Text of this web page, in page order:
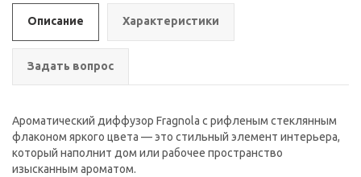
Описание Характеристики
Задать вопрос
Ароматический диффузор Fragnola с рифленым стеклянным
флаконом яркого цвета — это стильный элемент интерьера,
который наполнит дом или рабочее пространство
изысканным ароматом.